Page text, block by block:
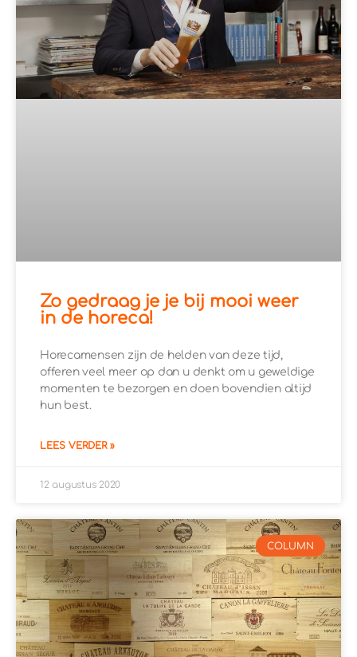
Zo gedraag je je bij mooi weer
in de horeca!
Horecamensen zijn de helden van deze tijd,
offeren veel meer op dan u denkt om u geweldige
momenten te bezorgen en doen bovendien altijd
hun best.
LEES VERDER »
12 augustus 2020
COLUMN